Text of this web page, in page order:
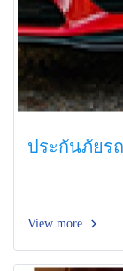
ประกันภัยร
View more